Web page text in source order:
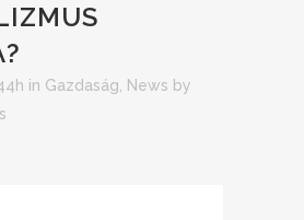
in Gazdaság News by